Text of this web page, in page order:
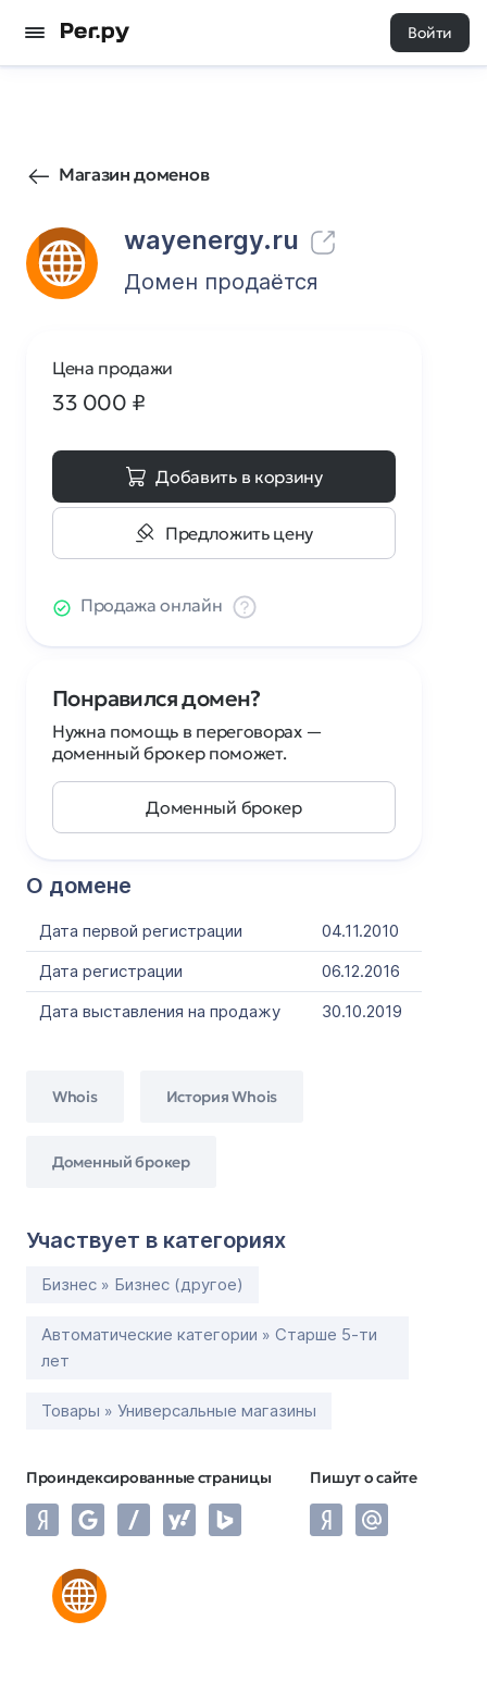
Войти
Магазин доменов
wayenergy.ru
605 1
Домен продаётся
О домене
Дата первой регистрации
04.11.2010
Дата регистрации
06.12.2016
Дата выставления на продажу
30.10.2019
Whois История Whois
Доменный брокер
Участвует в категориях
Бизнес » Бизнес (другое)
Автоматические категории » Старше 5-ти
лет
Товары » Универсальные магазины
Проиндексированные страницы Пишут о сайте
Цена продажи
33 000 ₽
Добавить в корзину
Предложить цену
Продажа онлайн
Понравился домен?
Нужна помощь в переговорах —
доменный брокер поможет.
Доменный брокер